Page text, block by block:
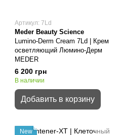
Артикул: 7Ld
Meder Beauty Science
Lumino-Derm Cream 7Ld | Крем
осветляющий Люмино-Дерм
MEDER
6 200 грн
В наличии
Добавить в корзину
New